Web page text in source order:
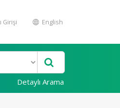
Girişi English
Detaylı Arama